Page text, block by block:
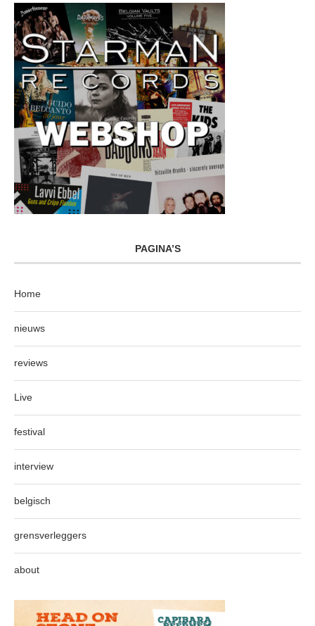
PAGINA’S
Home
nieuws
reviews
Live
festival
interview
belgisch
grensverleggers
about